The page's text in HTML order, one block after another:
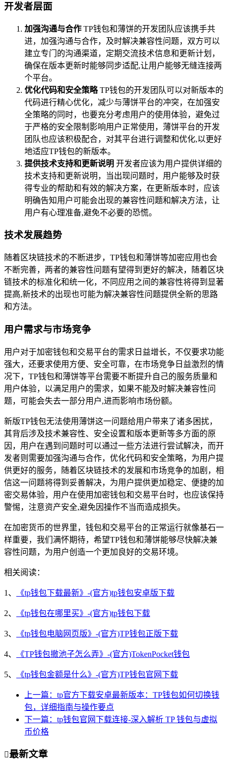
开发者层面
加强沟通与合作 TP钱包和薄饼的开发团队应该携手共
进，加强沟通与合作，及时解决兼容性问题，双方可以
建立专门的沟通渠道，定期交流技术信息和更新计划，
确保在版本更新时能够同步适配,让用户能够无缝连接两
个平台。
优化代码和安全策略TP钱包的开发团队可以对新版本的
代码进行精心优化，减少与薄饼平台的冲突，在加强安
全策略的同时，也要充分考虑用户的使用体验，避免过
于严格的安全限制影响用户正常使用，薄饼平台的开发
团队也应该积极配合，对其平台进行调整和优化,以更好
地适应TP钱包的新版本。
提供技术支持和更新说明 开发者应该为用户提供详细的
技术支持和更新说明，当出现问题时，用户能够及时获
得专业的帮助和有效的解决方案，在更新版本时，应该
明确告知用户可能会出现的兼容性问题和解决方法，让
用户有心理准备,避免不必要的恐慌。
技术发展趋势
随着区块链技术的不断进步，TP钱包和薄饼等加密应用也会
不断完善，两者的兼容性问题有望得到更好的解决，随着区块
链技术的标准化和统一化，不同应用之间的兼容性将得到显著
提高,新技术的出现也可能为解决兼容性问题提供全新的思路
和方法。
用户需求与市场竞争
用户对于加密钱包和交易平台的需求日益增长，不仅要求功能
强大，还要求使用方便、安全可靠，在市场竞争日益激烈的情
况下，TP钱包和薄饼等平台需要不断提升自己的服务质量和
用户体验，以满足用户的需求，如果不能及时解决兼容性问
题，可能会失去一部分用户,进而影响市场份额。
新版TP钱包无法使用薄饼这一问题给用户带来了诸多困扰，
其背后涉及技术兼容性、安全设置和版本更新等多方面的原
因，用户在遇到问题时可以通过一些方法进行尝试解决，而开
发者则需要加强沟通与合作，优化代码和安全策略，为用户提
供更好的服务，随着区块链技术的发展和市场竞争的加剧，相
信这一问题将得到妥善解决，为用户提供更加稳定、便捷的加
密交易体验，用户在使用加密钱包和交易平台时，也应该保持
警惕，注意资产安全,避免因操作不当而造成损失。
在加密货币的世界里，钱包和交易平台的正常运行就像基石一
样重要，我们满怀期待，希望TP钱包和薄饼能够尽快解决兼
容性问题，为用户创造一个更加良好的交易环境。
相关阅读：
1、 《tp钱包下载最新》-(官方)tp钱包安卓版下载
2、 《tp钱包在哪里买》-(官方)tp钱包下载
3、 《tp钱包电脑网页版》-(官方)TP钱包正版下载
4、 《TP钱包撤池子怎么弄》-(官方)TokenPocket钱包
5、 《tp钱包金额是什么》-(官方)TP钱包官网下载
上一篇：tp官方下载安卓最新版本：TP钱包如何切换钱
包，详细指南与操作要点
下一篇：tp钱包官网下载连接-深入解析 TP 钱包与虚拟
币价格
最新文章